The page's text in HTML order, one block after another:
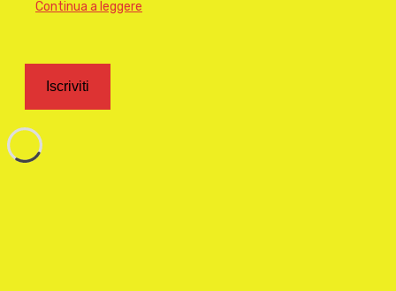
Continua a leggere
Iscriviti